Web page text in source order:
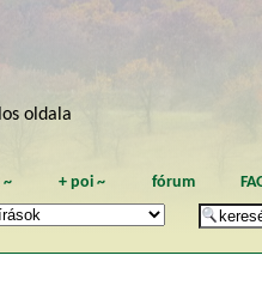
oldala
~ + poi~ fórum